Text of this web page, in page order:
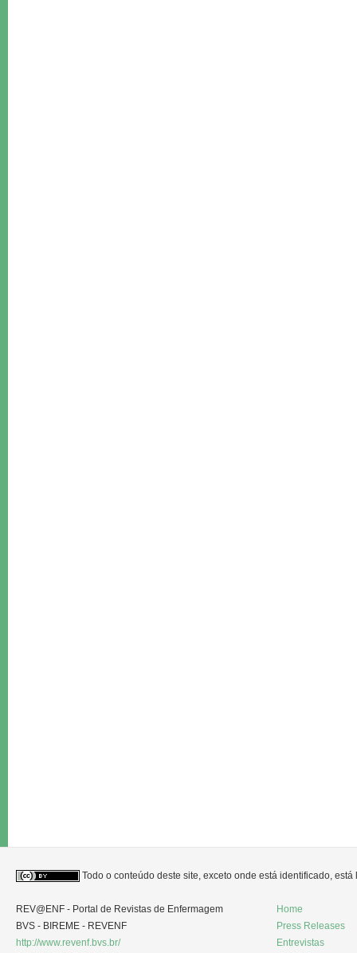
Todo o conteúdo deste site, exceto onde está identificado,
REV@ENF - Portal de Revistas de Enfermagem
BVS - BIREME - REVENF
http://www.revenf.bvs.br/
Home
Press Releases
Entrevistas